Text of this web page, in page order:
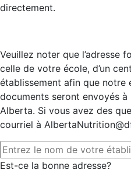
directement.
Veuillez noter que l’adresse
celle de votre école, d’un
établissement afin que notre
documents seront envoyés à
Alberta. Si vous avez des
courriel à
Est-ce la bonne adresse?